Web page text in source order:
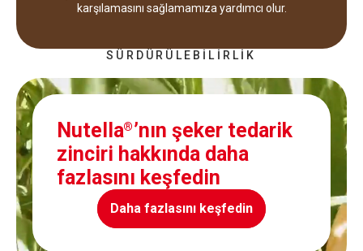
karşılamasını sağlamamıza yardımcı olur.
SÜRDÜRÜLEBİLİRLİK
Nutella®’nın şeker tedarik
zinciri hakkında daha
fazlasını keşfedin
Daha fazlasını keşfedin